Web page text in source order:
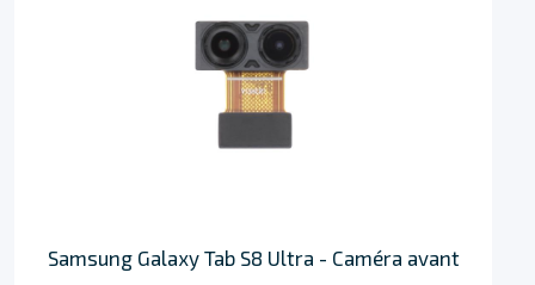
Samsung Galaxy Tab S8 Ultra - Caméra avant